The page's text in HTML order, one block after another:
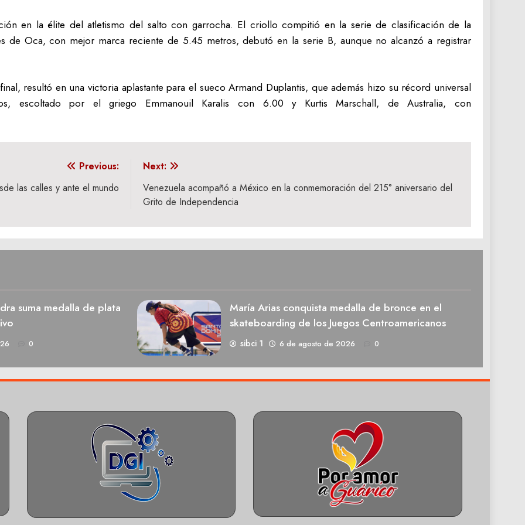
en la élite del atletismo del salto con garrocha. El criollo compitió en la serie de clasificación de la
de Oca, con mejor marca reciente de 5.45 metros, debutó en la serie B, aunque no alcanzó a registrar
resultó en una victoria aplastante para el sueco Armand Duplantis, que además hizo su récord universal
escoltado por el griego Emmanouil Karalis con 6.00 y Kurtis Marschall, de Australia, con
Previous:
las calles y ante el mundo
Next:
Venezuela acompañó a México en la conmemoración del 215° aniversario del
Grito de Independencia
suma medalla de plata
0
María Arias conquista medalla de bronce en el
skateboarding de los Juegos Centroamericanos
sibci 1 6 de agosto de 2026 0